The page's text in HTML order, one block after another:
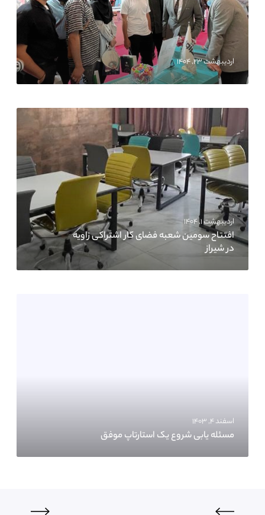
اردیبهشت ۲۳, ۱۴۰۴
اردیبهشت ۱, ۱۴۰۴
افتتاح سومین شعبه فضای کار اشتراکی زاویه
در شیراز
اسفند ۴, ۱۴۰۳
مسئله یابی شروع یک استارتاپ موفق